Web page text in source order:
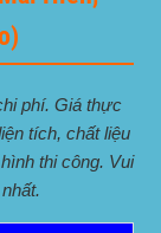
phí. Giá thực
tích, chất liệu
thi công. Vui